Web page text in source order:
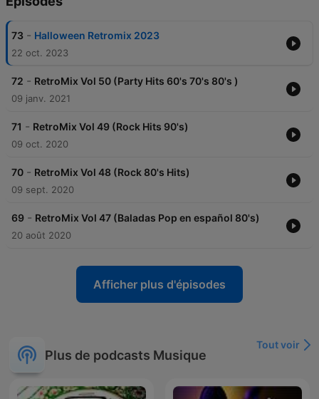
73 - Halloween Retromix 2023
22 oct. 2023
72 - RetroMix Vol 50 (Party Hits 60's 70's 80's )
09 janv. 2021
71 - RetroMix Vol 49 (Rock Hits 90's)
09 oct. 2020
70 - RetroMix Vol 48 (Rock 80's Hits)
09 sept. 2020
69 - RetroMix Vol 47 (Baladas Pop en español 80's)
20 août 2020
Afficher plus d'épisodes
Plus de podcasts Musique
Tout voir